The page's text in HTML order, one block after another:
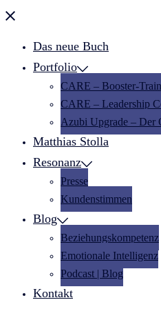
Menü
Das neue Buch
Portfolio
CARE – Booster-
CARE – Leadership
Azubi Upgrade – Der
Matthias Stolla
Resonanz
Presse
Kundenstimmen
Blog
Beziehungskompetenz
Emotionale Intelligenz
Podcast | Blog
Kontakt